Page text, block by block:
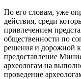
По его словам, уже
действия, среди
привлечением
общественности по
решения и дорожной
предоставление
археологам на
проведение